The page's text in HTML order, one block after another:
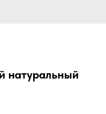
натуральный